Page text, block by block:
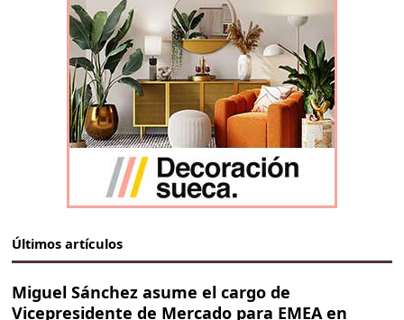
Últimos artículos
Miguel Sánchez asume el cargo de
Vicepresidente de Mercado para EMEA en